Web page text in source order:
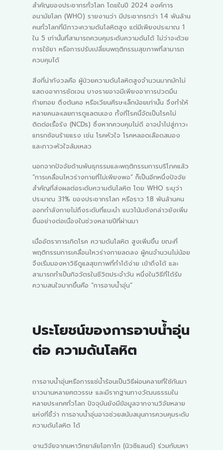
สำคัญของประชากรทั่วโลก โดยในปี 2024 องค์การ
อนามัยโลก (WHO) รายงานว่า มีประชากรกว่า 1.4 พันล้าน
คนทั่วโลกที่มีภาวะความดันโลหิตสูง แต่มีเพียงประมาณ 1
ใน 5 เท่านั้นที่สามารถควบคุมระดับความดันได้ ไม่ว่าจะด้วย
การใช้ยา หรือการปรับเปลี่ยนพฤติกรรมสุขภาพที่สามารถ
ควบคุมได้
สิ่งที่น่ากังวลคือ ผู้ป่วยความดันโลหิตสูงจำนวนมากมักไม่
แสดงอาการชัดเจน บางรายอาจมีเพียงอาการปวดมึน
ท้ายทอย ตึงต้นคอ หรือเวียนศีรษะเล็กน้อยเท่านั้น จึงทำให้
หลายคนละเลยการดูแลตนเอง ทั้งที่โรคนี้จัดเป็นโรคไม่
ติดต่อเรื้อรัง (NCDs) ซึ่งหากควบคุมไม่ดี อาจนำไปสู่ภาวะ
แทรกซ้อนร้ายแรง เช่น โรคหัวใจ โรคหลอดเลือดสมอง
และภาวะหัวใจล้มเหลว
นอกจากปัจจัยด้านพันธุกรรมและพฤติกรรมการบริโภคแล้ว
“การเคลื่อนไหวร่างกายที่ไม่เพียงพอ” ก็เป็นอีกหนึ่งปัจจัย
สำคัญที่ส่งผลต่อระดับความดันโลหิต โดย WHO ระบุว่า
ประมาณ 31% ของประชากรโลก หรือราว 1.8 พันล้านคน
ออกกำลังกายไม่ถึงระดับที่แนะนำ แนวโน้มดังกล่าวยังเพิ่ม
ขึ้นอย่างต่อเนื่องในช่วงหลายปีที่ผ่านมา
เมื่ออัตราการเกิดโรค ความดันโลหิต สูงเพิ่มขึ้น ขณะที่
พฤติกรรมการเคลื่อนไหวร่างกายลดลง ผู้คนจำนวนไม่น้อย
จึงเริ่มมองหาวิธีดูแลสุขภาพที่ทำได้ง่าย เข้าถึงได้ และ
สามารถทำเป็นกิจวัตรในชีวิตประจำวัน หนึ่งในวิธีที่ได้รับ
ความสนใจมากขึ้นคือ “การอาบน้ำอุ่น”
ประโยชน์ของการอาบน้ำอุ่น
ต่อ ความดันโลหิต
การอาบน้ำอุ่นหรือการแช่น้ำร้อนเป็นวิธีผ่อนคลายที่ใช้กันมา
ยาวนานหลายศตวรรษ และมีรากฐานทางวัฒนธรรมใน
หลายประเทศทั่วโลก ปัจจุบันยังมีข้อมูลจากงานวิจัยหลาย
แห่งที่ชี้ว่า การอาบน้ำอุ่นอาจช่วยสนับสนุนการควบคุมระดับ
ความดันโลหิต ได้
งานวิจัยจากมหาวิทยาลัยโอทาโก (นิวซีแลนด์) ร่วมกับมหา